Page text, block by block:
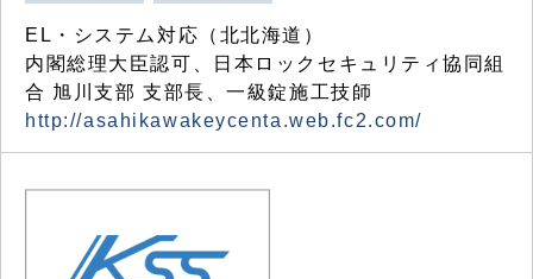
EL・システム対応（北北海道）
内閣総理大臣認可、日本ロックセキュリティ協同組
合 旭川支部 支部長、一級錠施工技師
http://asahikawakeycenta.web.fc2.com/